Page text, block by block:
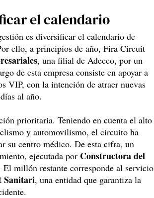
el calendario
es diversificar el calendario de
ello, a principios de año, Fira Circuit
, una filial de Adecco, por un
de esta empresa consiste en apoyar a
VIP, con la intención de atraer nuevas
al año.
prioritaria. Teniendo en cuenta el alto
y automovilismo, el circuito ha
su centro médico. De esta cifra, un
ejecutada por Constructora del
El millón restante corresponde al servicio
Sanitari, una entidad que garantiza la